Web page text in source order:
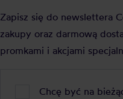
Zapisz się do newslettera
zakupy oraz darmową
promkami i akcjami
Chcę być na